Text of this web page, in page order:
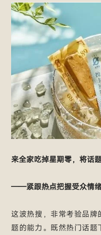
来全家吃掉星期零，将话
——紧跟热点把握受众情
这波热搜，非常考验品
题的能力。既然热门话